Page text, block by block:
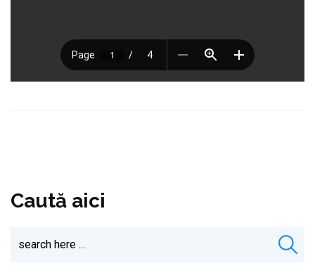
Caută aici